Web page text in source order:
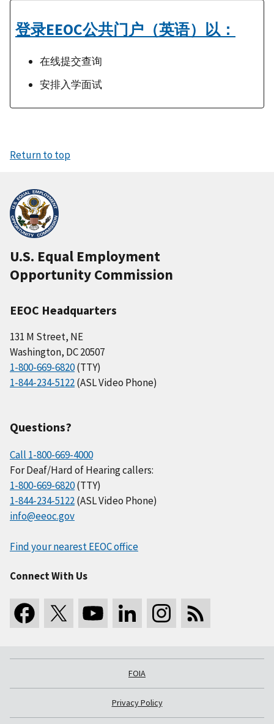
登录EEOC公共门户（英语）以：
在线提交查询
安排入学面试
Return to top
U.S. Equal Employment
Opportunity Commission
EEOC Headquarters
131 M Street, NE
Washington, DC 20507
1-800-669-6820(TTY)
1-844-234-5122(ASL Video Phone)
Questions?
Call 1-800-669-4000
For Deaf/Hard of Hearing callers:
1-800-669-6820(TTY)
1-844-234-5122(ASL Video Phone)
info@eeoc.gov
Find your nearest EEOC office
Connect With Us
FOIA
Privacy Policy